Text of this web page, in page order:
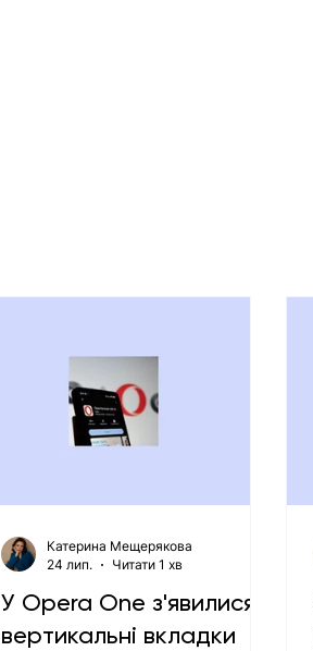
У Opera One з'явилися
вертикальні вкладки
Катерина Мещерякова
24 лип.
Читати 1 хв